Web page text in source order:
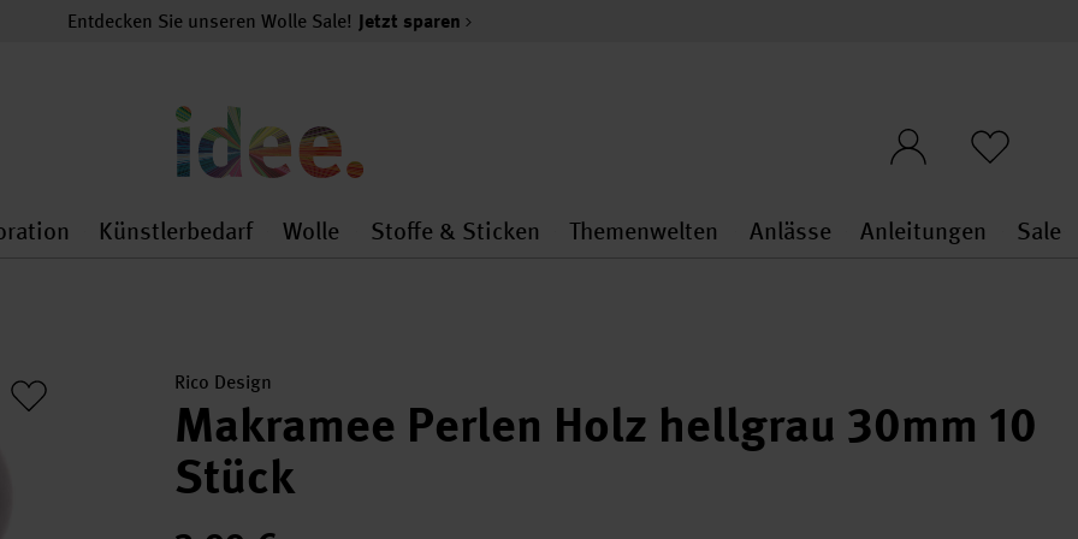
Entdecken Sie unseren Wolle Sale! Jetzt sparen
general.openMenu
Dekoration general.openMenu
Künstlerbedarf
Künstlerbedarf general.openMenu
Wolle
Wolle general.openMenu
Stoffe & Sticken
Stoffe & Sticken general.openMenu
Themenwelten
Themenwelten
Anlässe
Anlässe
Anleitungen Sale
Rico Design
Makramee Perlen Holz hellgrau 30mm 10
Stück